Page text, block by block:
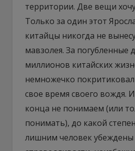
территории. Две вещи
Только за один этот
китайцы никогда не
мавзолея. За погубленные
миллионов китайских
немножечко
свое время своего вождя.
конца не понимаем (или
понимать), до какой
лишним человек убеждены